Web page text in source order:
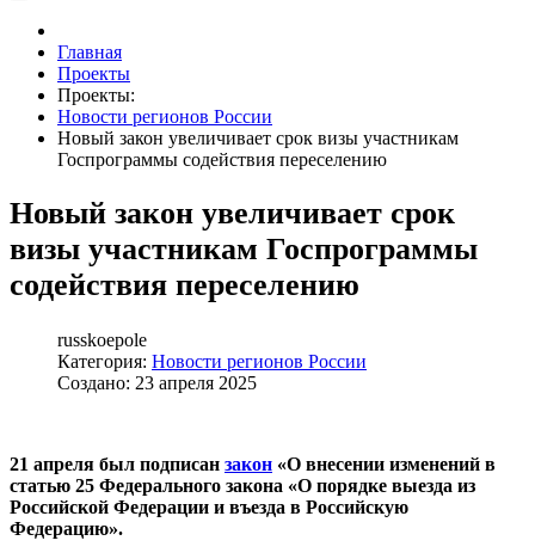
Главная
Проекты
Проекты:
Новости регионов России
Новый закон увеличивает срок визы участникам
Госпрограммы содействия переселению
Новый закон увеличивает срок
визы участникам Госпрограммы
содействия переселению
russkoepole
Категория: Новости регионов России
Создано: 23 апреля 2025
21 апреля был подписан закон «О внесении изменений в
статью 25 Федерального закона «О порядке выезда из
Российской Федерации и въезда в Российскую
Федерацию».